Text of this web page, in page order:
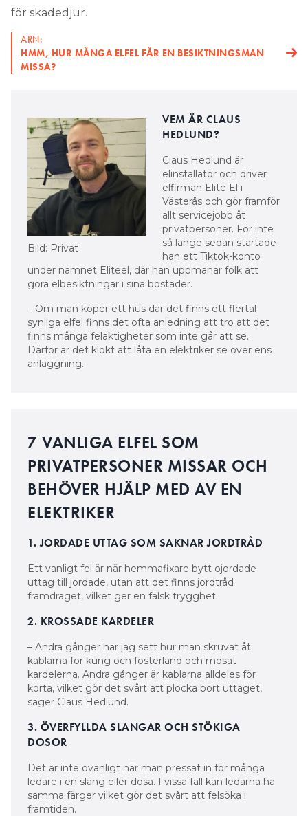
för skadedjur.
ARN:
HMM, HUR MÅNGA ELFEL FÅR EN BESIKTNINGSMAN
MISSA?
Bild: Privat
VEM ÄR CLAUS
HEDLUND?
Claus Hedlund är
elinstallatör och driver
elfirman Elite El i
Västerås och gör framför
allt servicejobb åt
privatpersoner. För inte
så länge sedan startade
han ett Tiktok-konto
under namnet Eliteel, där han uppmanar folk att
göra elbesiktningar i sina bostäder.
– Om man köper ett hus där det finns ett flertal
synliga elfel finns det ofta anledning att tro att det
finns många felaktigheter som inte går att se.
Därför är det klokt att låta en elektriker se över ens
anläggning.
7 VANLIGA ELFEL SOM
PRIVATPERSONER MISSAR OCH
BEHÖVER HJÄLP MED AV EN
ELEKTRIKER
1. JORDADE UTTAG SOM SAKNAR JORDTRÅD
Ett vanligt fel är när hemmafixare bytt ojordade
uttag till jordade, utan att det finns jordtråd
framdraget, vilket ger en falsk trygghet.
2. KROSSADE KARDELER
– Andra gånger har jag sett hur man skruvat åt
kablarna för kung och fosterland och mosat
kardelerna. Andra gånger är kablarna alldeles för
korta, vilket gör det svårt att plocka bort uttaget,
säger Claus Hedlund.
3. ÖVERFYLLDA SLANGAR OCH STÖKIGA
DOSOR
Det är inte ovanligt när man pressat in för många
ledare i en slang eller dosa. I vissa fall kan ledarna ha
samma färger vilket gör det svårt att felsöka i
framtiden.